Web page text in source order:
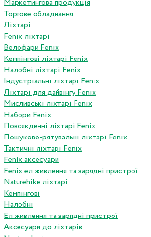
Маркетингова продукція
Торгове обладнання
Ліхтарі
Fenix ліхтарі
Велофари Fenix
Кемпінгові ліхтарі Fenix
Налобні ліхтарі Fenix
Індустріальні ліхтарі Fenix
Ліхтарі для дайвінгу Fenix
Мисливські ліхтарі Fenix
Набори Fenix
Повсякденні ліхтарі Fenix
Пошуково-рятувальні ліхтарі Fenix
Тактичні ліхтарі Fenix
Fenix аксесуари
Fenix ел живлення та зарядні пристрої
Naturehike ліхтарі
Кемпінгові
Налобні
Ел живлення та зарядні пристрої
Аксесуари до ліхтарів